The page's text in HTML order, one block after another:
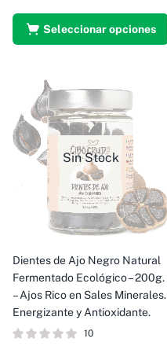
Seleccionar opciones
Sin Stock
Dientes de Ajo Negro Natural
Fermentado Ecológico – 200g.
– Ajos Rico en Sales Minerales.
Energizante y Antioxidante.
10